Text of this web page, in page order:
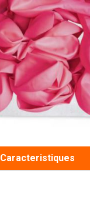
Caracteristiques